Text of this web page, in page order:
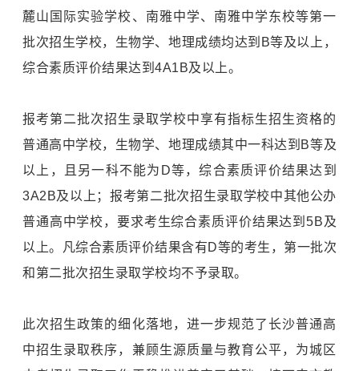
麓山国际实验学校、南雅中学、南雅中学东校等第一
批次招生学校，生物学、地理成绩均达到B等及以上，
综合素质评价结果达到4A1B及以上。
报考第二批次招生录取学校中享有指标生招生资格的
普通高中学校，生物学、地理成绩其中一科达到B等及
以上，且另一科不能为D等，综合素质评价结果达到
3A2B及以上；报考第二批次招生录取学校中其他公办
普通高中学校，要求考生综合素质评价结果达到5B及
以上。凡综合素质评价结果含有D等的考生，第一批次
和第二批次招生录取学校均不予录取。
此次招生政策的细化落地，进一步规范了长沙普通高
中招生录取秩序，兼顾生源质量与教育公平，为城区